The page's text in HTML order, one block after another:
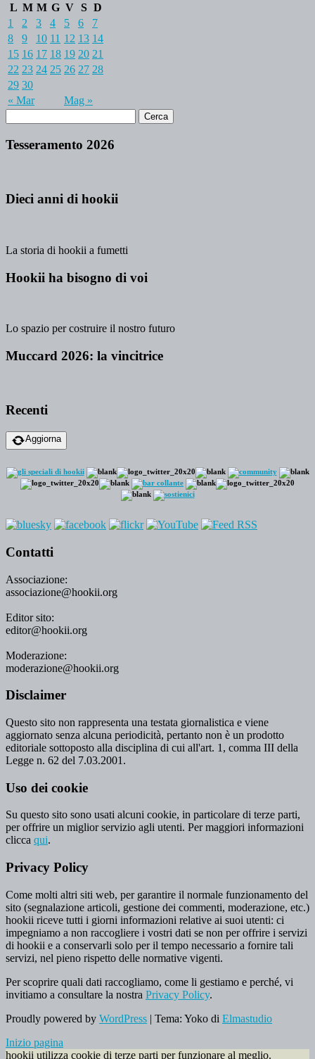
L M M G V S D
« Mar Mag »
1 2 3 4 5 6
7
8
9 10 11 12 13 14
15 16 17 18 19 20 21
22 23 24 25 26 27 28
29 30
Tesseramento 2026
Dieci anni di hookii
La storia di hookii a fumetti
Hookii ha bisogno di voi
Lo spazio per costruire il nostro futuro
Muccard 2026: la vincitrice
Recenti
Aggiorna
Contatti
Associazione:
associazione@hookii.org
Editor sito:
editor@hookii.org
Moderazione:
moderazione@hookii.org
Disclaimer
Questo sito non rappresenta una testata giornalistica e viene
aggiornato senza alcuna periodicità, pertanto non è un prodotto
editoriale sottoposto alla disciplina di cui all'art. 1, comma III della
Legge n. 62 del 7.03.2001.
Uso dei cookie
Su questo sito sono usati alcuni cookie, in particolare di terze parti,
per offrire un miglior servizio agli utenti. Per maggiori informazioni
clicca qui.
Privacy Policy
Come molti altri siti web, per garantire il normale funzionamento del
sito (segnalazione articoli, gestione dei commenti, moderazione, etc.)
hookii riceve tutti i giorni informazioni relative ai suoi utenti: ci
impegniamo a non raccogliere i vostri dati se non per offrire i servizi
di hookii e a conservarli solo per il tempo necessario a fornire tali
servizi, nel pieno rispetto delle normative vigenti.
Per scoprire quali dati raccogliamo, come li gestiamo e perché, vi
invitiamo a consultare la nostra Privacy Policy.
Proudly powered by WordPress | Tema: Yoko di Elmastudio
Inizio pagina
hookii utilizza cookie di terze parti per funzionare al meglio.